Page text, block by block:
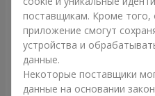
поставщикам. Кроме того,
приложение смогут
устройства и
данные.
Некоторые поставщики
данные на основании